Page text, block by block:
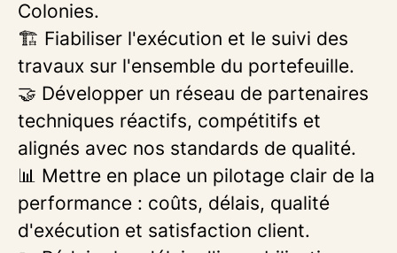
Colonies.
🏗️ Fiabiliser l'exécution et le suivi des
travaux sur l'ensemble du portefeuille.
🤝 Développer un réseau de partenaires
techniques réactifs, compétitifs et
alignés avec nos standards de qualité.
📊 Mettre en place un pilotage clair de la
performance : coûts, délais, qualité
d'exécution et satisfaction client.